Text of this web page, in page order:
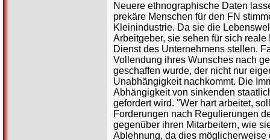
Neuere ethnographische Daten
prekäre Menschen für den FN
Kleinindustrie. Da sie die
Arbeitgeber, sie sehen für sich
Dienst des Unternehmens stellen.
Vollendung ihres Wunsches nach
geschaffen wurde, der nicht nur
Unabhängigkeit nachkommt. Die
Abhängigkeit von sinkenden
gefordert wird. "Wer hart arbeitet,
Forderungen nach Regulierungen
gegenüber ihren Mitarbeitern, wie
Ablehnung, da dies